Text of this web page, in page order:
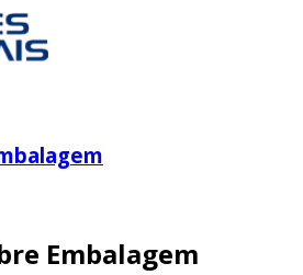
Embalagem